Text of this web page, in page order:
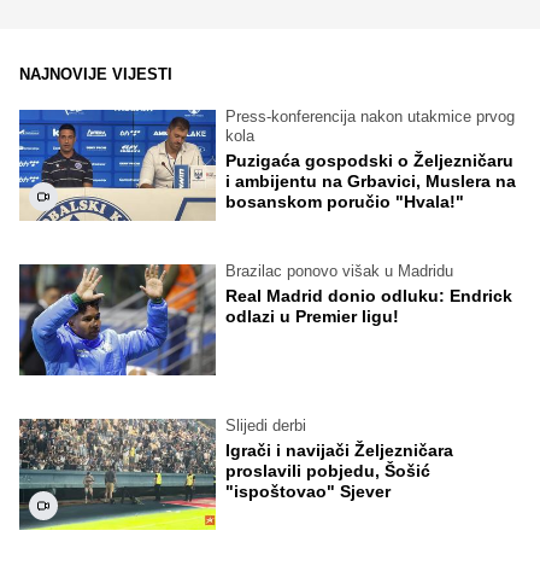
NAJNOVIJE VIJESTI
Press-konferencija nakon utakmice prvog
kola
Puzigaća gospodski o Željezničaru
i ambijentu na Grbavici, Muslera na
bosanskom poručio "Hvala!"
Brazilac ponovo višak u Madridu
Real Madrid donio odluku: Endrick
odlazi u Premier ligu!
Slijedi derbi
Igrači i navijači Željezničara
proslavili pobjedu, Šošić
"ispoštovao" Sjever